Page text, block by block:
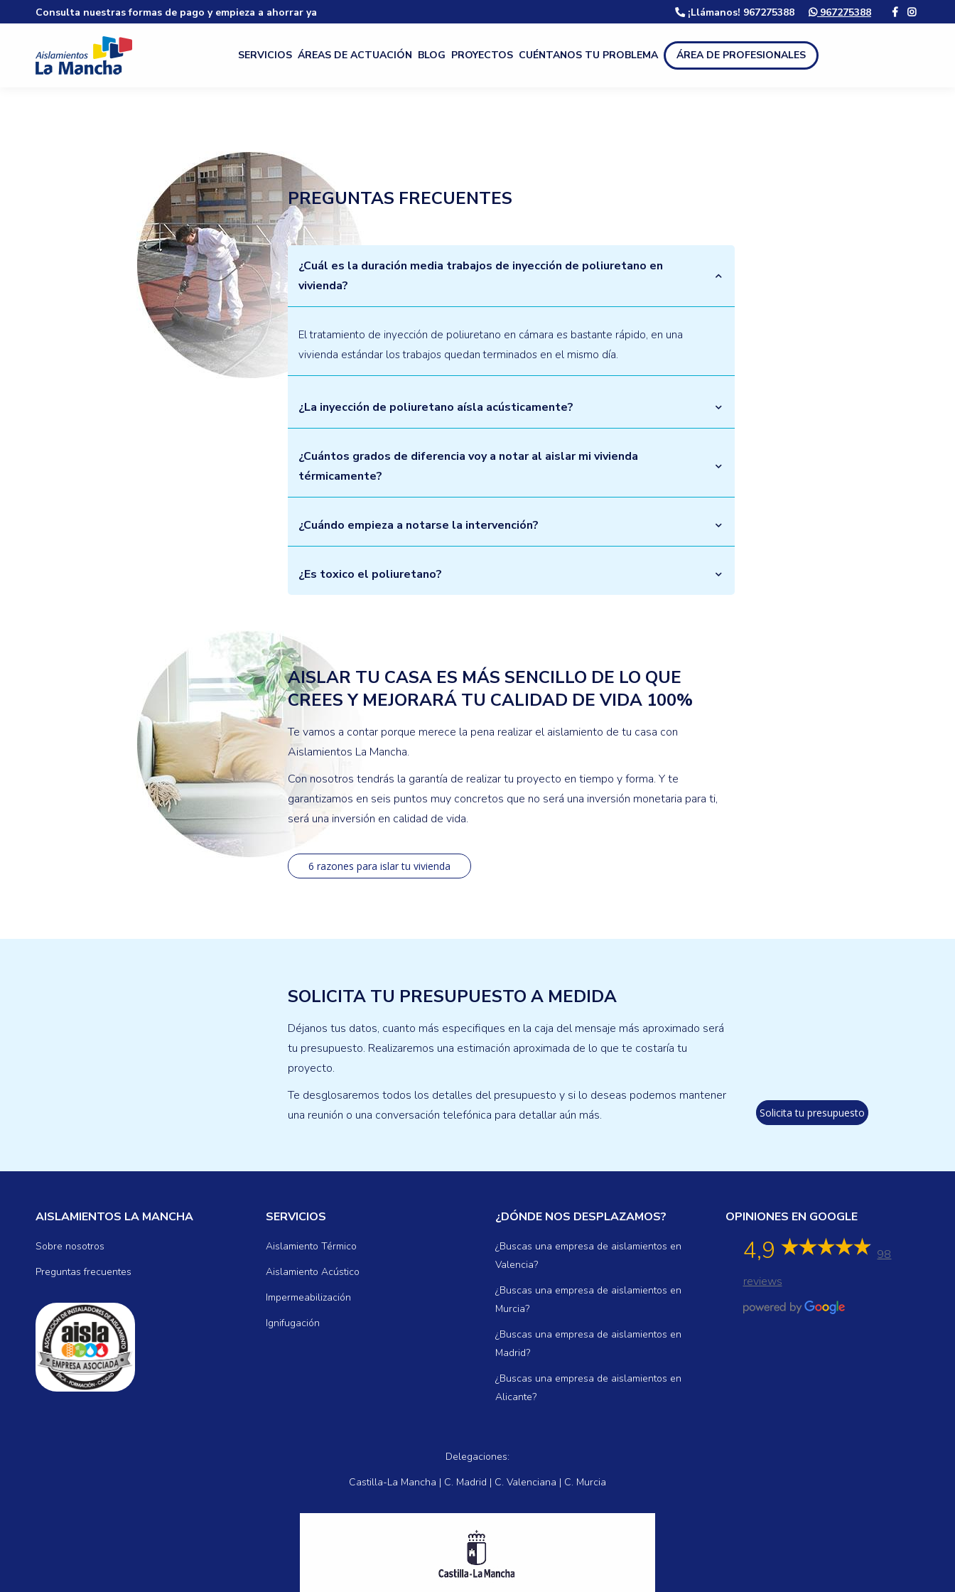
Consulta nuestras formas de pago y empieza a ahorrar ya ¡Llámanos! 967275388 967275388
SERVICIOS ÁREAS DE ACTUACIÓN BLOG PROYECTOS CUÉNTANOS TU PROBLEMA ÁREA DE PROFESIONALES
PREGUNTAS FRECUENTES
¿Cuál es la duración media trabajos de inyección de poliuretano en
vivienda?
El tratamiento de inyección de poliuretano en cámara es bastante rápido, en una
vivienda estándar los trabajos quedan terminados en el mismo día.
¿La inyección de poliuretano aísla acústicamente?
¿Cuántos grados de diferencia voy a notar al aislar mi vivienda
térmicamente?
¿Cuándo empieza a notarse la intervención?
¿Es toxico el poliuretano?
AISLAR TU CASA ES MÁS SENCILLO DE LO QUE
CREES Y MEJORARÁ TU CALIDAD DE VIDA 100%
Te vamos a contar porque merece la pena realizar el aislamiento de tu casa con
Aislamientos La Mancha.
Con nosotros tendrás la garantía de realizar tu proyecto en tiempo y forma. Y te
garantizamos en seis puntos muy concretos que no será una inversión monetaria para ti,
será una inversión en calidad de vida.
6 razones para islar tu vivienda
SOLICITA TU PRESUPUESTO A MEDIDA
Déjanos tus datos, cuanto más especifiques en la caja del mensaje más aproximado será
tu presupuesto. Realizaremos una estimación aproximada de lo que te costaría tu
proyecto.
Te desglosaremos todos los detalles del presupuesto y si lo deseas podemos mantener
una reunión o una conversación telefónica para detallar aún más.
Solicita tu presupuesto
AISLAMIENTOS LA MANCHA
Sobre nosotros
Preguntas frecuentes
SERVICIOS
Aislamiento Térmico
Aislamiento Acústico
Impermeabilización
Ignifugación
¿DÓNDE NOS DESPLAZAMOS?
¿Buscas una empresa de aislamientos en
Valencia?
¿Buscas una empresa de aislamientos en
Murcia?
¿Buscas una empresa de aislamientos en
Madrid?
¿Buscas una empresa de aislamientos en
Alicante?
OPINIONES EN GOOGLE
4,9
98
reviews
Delegaciones:
Castilla-La Mancha | C. Madrid | C. Valenciana | C. Murcia